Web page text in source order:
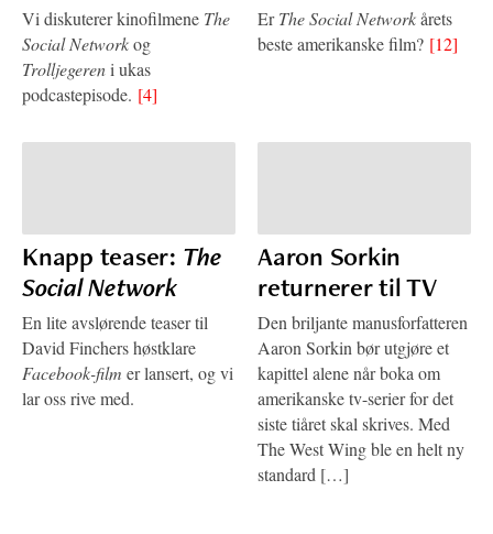
Vi diskuterer kinofilmene The
Social Networkog
Trolljegereni ukas
podcastepisode. [4]
ErThe Social Networkårets
beste amerikanske film? [12]
Knapp teaser: The
Social Network
En lite avslørende teaser til
David Finchers høstklare
Facebook-film er lansert, og vi
lar oss rive med.
Aaron Sorkin
returnerer til TV
Den briljante manusforfatteren
Aaron Sorkin bør utgjøre et
kapittel alene når boka om
amerikanske tv-serier for det
siste tiåret skal skrives. Med
The West Wing ble en helt ny
standard […]